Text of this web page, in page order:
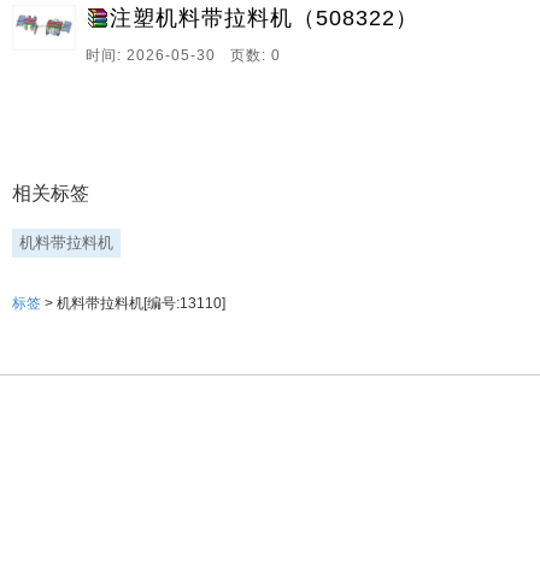
产效率。
注塑机料带拉料机（508322）
时间: 2026-05-30 页数: 0
相关标签
机料带拉料机
标签 > 机料带拉料机[编号:13110]